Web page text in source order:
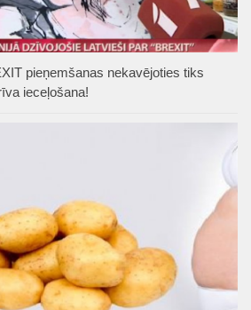
pieņemšanas nekavējoties tiks
ieceļošana!